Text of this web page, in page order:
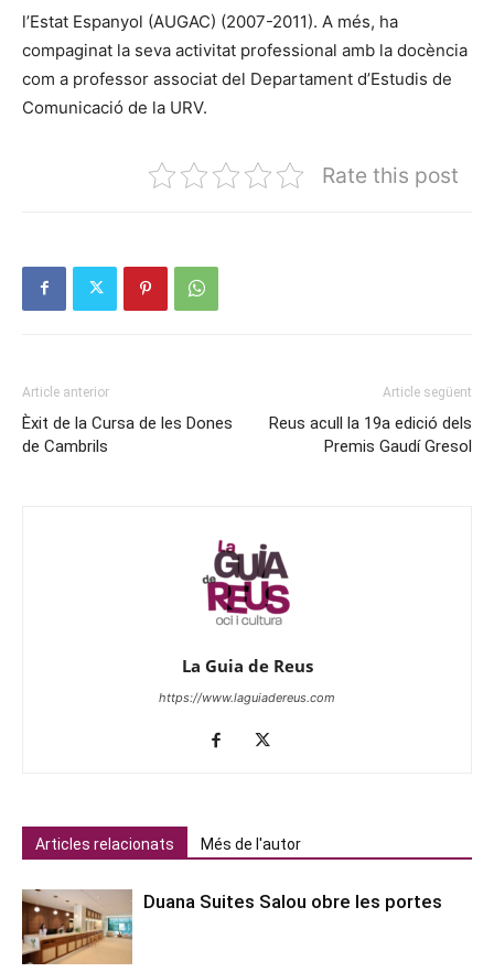
l’Estat Espanyol (AUGAC) (2007-2011). A més, ha
compaginat la seva activitat professional amb la docència
com a professor associat del Departament d’Estudis de
Comunicació de la URV.
Rate this post
Article anterior
Èxit de la Cursa de les Dones
de Cambrils
Article següent
Reus acull la 19a edició dels
Premis Gaudí Gresol
La Guia de Reus
https://www.laguiadereus.com
Articles relacionats Més de l'autor
Duana Suites Salou obre les portes